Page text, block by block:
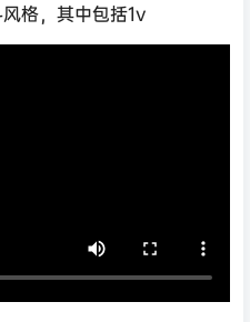
格，其中包括1v